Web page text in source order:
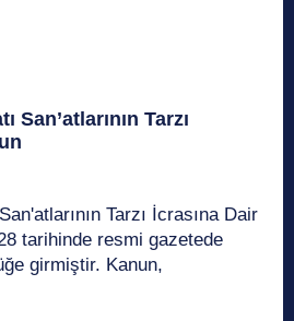
San’atlarının Tarzı
Tarzı İcrasına Dair
tarihinde resmi gazetede
girmiştir. Kanun,